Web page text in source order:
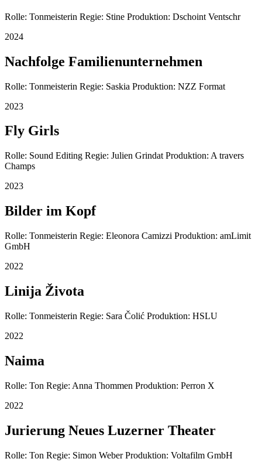
Rolle: Tonmeisterin Regie: Stine Produktion: Dschoint Ventschr
2024
Nachfolge Familienunternehmen
Rolle: Tonmeisterin Regie: Saskia Produktion: NZZ Format
2023
Fly Girls
Rolle: Sound Editing Regie: Julien Grindat Produktion: A travers
Champs
2023
Bilder im Kopf
Rolle: Tonmeisterin Regie: Eleonora Camizzi Produktion: amLimit
GmbH
2022
Linija Života
Rolle: Tonmeisterin Regie: Sara Čolić Produktion: HSLU
2022
Naima
Rolle: Ton Regie: Anna Thommen Produktion: Perron X
2022
Jurierung Neues Luzerner Theater
Rolle: Ton Regie: Simon Weber Produktion: Voltafilm GmbH